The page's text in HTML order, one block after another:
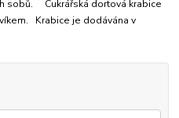
sobů. Cukrářská dortová krabice
Krabice je dodávána v